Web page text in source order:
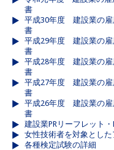
書
平成30年度 建設業の雇
書
平成29年度 建設業の雇
書
平成28年度 建設業の雇
書
平成27年度 建設業の雇
書
平成26年度 建設業の雇
書
建設業PRリーフレット
女性技術者を対象とした
各種検定試験の詳細